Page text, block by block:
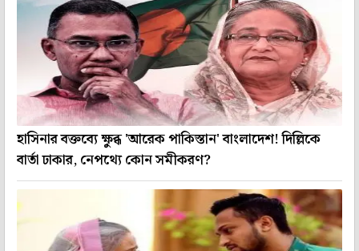
হাসিনার বক্তব্যে ক্ষুব্ধ 'আরেক পাকিস্তান' বাংলাদেশ! দিল্লিকে
বার্তা ঢাকার, নেপথ্যে কোন সমীকরণ?